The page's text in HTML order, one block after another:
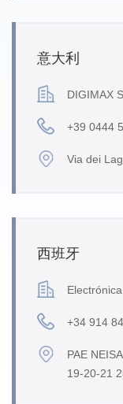
意大利
DIGIMAX
+39 0444
Via dei
西班牙
Electrónica
+34 914
PAE
19-20-21